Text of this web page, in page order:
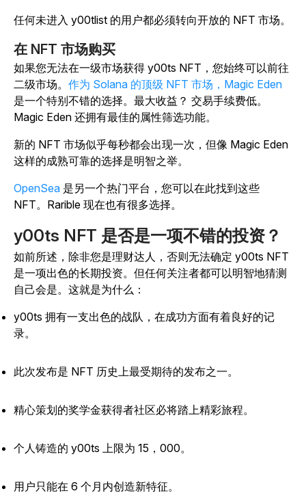
任何未进入 y00tlist 的用户都必须转向开放的 NFT 市场。
在 NFT 市场购买
如果您无法在一级市场获得 y00ts NFT，您始终可以前往
二级市场。 作为 Solana 的顶级 NFT 市场，Magic Eden
是一个特别不错的选择。最大收益？ 交易手续费低。
Magic Eden 还拥有最佳的属性筛选功能。
新的 NFT 市场似乎每秒都会出现一次，但像 Magic Eden
这样的成熟可靠的选择是明智之举。
OpenSea 是另一个热门平台，您可以在此找到这些
NFT。Rarible 现在也有很多选择。
y00ts NFT 是否是一项不错的投资？
如前所述，除非您是理财达人，否则无法确定 y00ts NFT
是一项出色的长期投资。但任何关注者都可以明智地猜测
自己会是。这就是为什么：
y00ts 拥有一支出色的战队，在成功方面有着良好的记
录。
此次发布是 NFT 历史上最受期待的发布之一。
精心策划的奖学金获得者社区必将踏上精彩旅程。
个人铸造的 y00ts 上限为 15，000。
用户只能在 6 个月内创造新特征。